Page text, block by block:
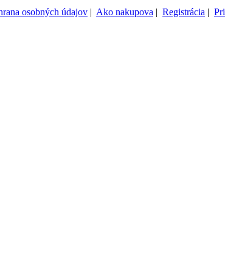
osobných údajov | Ako nakupova | Registrácia |